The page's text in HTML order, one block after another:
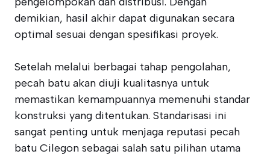
demikian, hasil akhir dapat digunakan secara
optimal sesuai dengan spesifikasi proyek.
Setelah melalui berbagai tahap pengolahan,
pecah batu akan diuji kualitasnya untuk
memastikan kemampuannya memenuhi standar
konstruksi yang ditentukan. Standarisasi ini
sangat penting untuk menjaga reputasi pecah
batu Cilegon sebagai salah satu pilihan utama